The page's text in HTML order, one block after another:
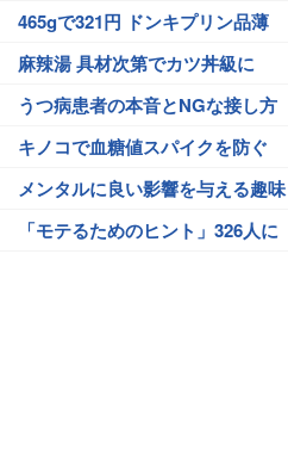
465gで321円 ドンキプリン品薄
麻辣湯 具材次第でカツ丼級に
うつ病患者の本音とNGな接し方
キノコで血糖値スパイクを防ぐ
メンタルに良い影響を与える趣味
「モテるためのヒント」326人に